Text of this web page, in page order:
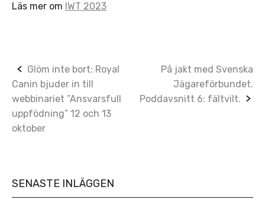
Läs mer om IWT 2023
Post
navigation
Glöm inte bort: Royal
Canin bjuder in till
webbinariet ”Ansvarsfull
uppfödning” 12 och 13
oktober
På jakt med Svenska
Jägareförbundet.
Poddavsnitt 6: fältvilt.
SENASTE INLÄGGEN